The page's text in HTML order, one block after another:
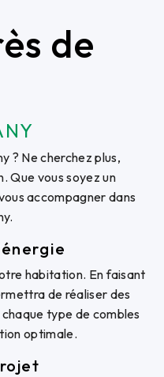
de
? Ne cherchez plus,
Que vous soyez un
accompagner dans
habitation. En faisant
de réaliser des
type de combles
optimale.